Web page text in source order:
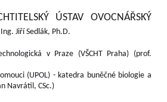
ÚSTAV OVOCNÁŘSKÝ
Ing. Jiří Sedlák, Ph.D.
v Praze (VŠCHT Praha) (prof.
(UPOL) - katedra buněčné biologie a
Navrátil, CSc.)